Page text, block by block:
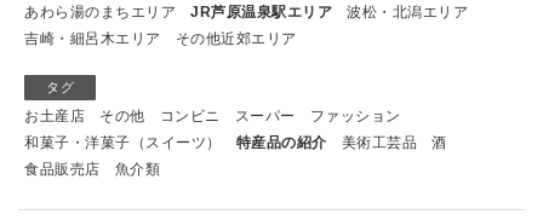
あわら湯のまちエリア
JR芦原温泉駅エリア
波松・北潟エリア
吉崎・細呂木エリア
その他近郊エリア
タグ
お土産店 その他 コンビニ スーパー
ファッション
和菓子・洋菓子（スイーツ）
特産品の紹介 美術工芸品
酒
食品販売店
魚介類